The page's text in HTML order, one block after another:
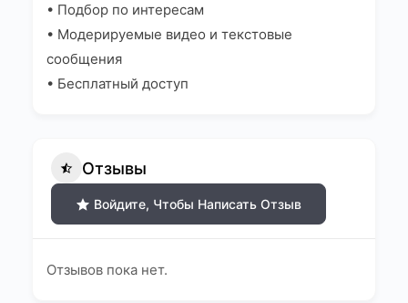
• Подбор по интересам
• Модерируемые видео и текстовые
сообщения
• Бесплатный доступ
Отзывы
Войдите, Чтобы Написать Отзыв
Отзывов пока нет.